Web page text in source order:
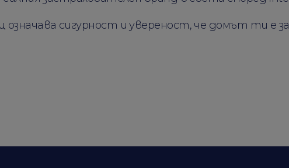
означава сигурност и увереност, че домът ти е